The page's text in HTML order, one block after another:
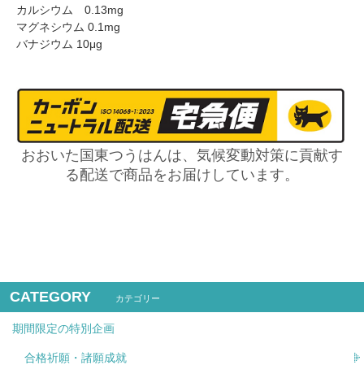
カルシウム 0.13mg
マグネシウム 0.1mg
バナジウム 10μg
おおいた国東つうはんは、気候変動対策に貢献す
る配送で商品をお届けしています。
CATEGORY カテゴリー
期間限定の特別企画
合格祈願・諸願成就